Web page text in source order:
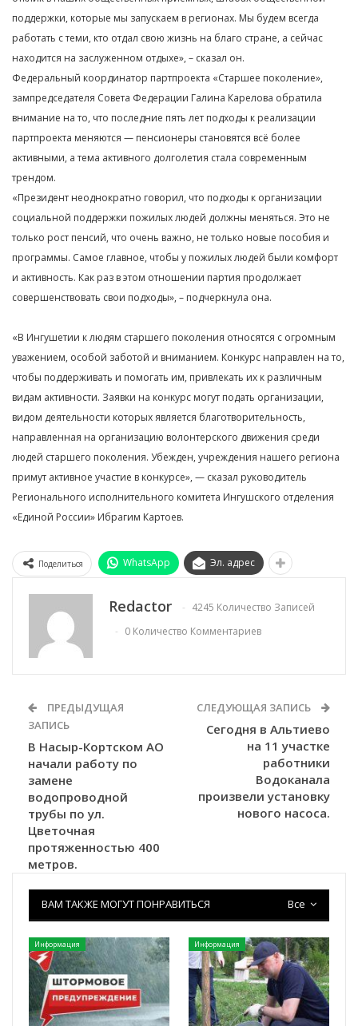
поддержки, которые мы запускаем в регионах. Мы будем всегда
работать с теми, кто отдал свою жизнь на благо стране, а сейчас
находится на заслуженном отдыхе», – сказал он.
Федеральный координатор партпроекта «Старшее поколение»,
зампредседателя Совета Федерации Галина Карелова обратила
внимание на то, что последние пять лет подходы к реализации
партпроекта меняются — пенсионеры становятся всё более
активными, а тема активного долголетия стала современным
трендом.
«Президент неоднократно говорил, что подходы к организации
социальной поддержки пожилых людей должны меняться. Это не
только рост пенсий, что очень важно, не только новые пособия и
программы. Самое главное, чтобы у пожилых людей были комфорт
и активность. Как раз в этом отношении партия продолжает
совершенствовать свои подходы», – подчеркнула она.
«В Ингушетии к людям старшего поколения относятся с огромным
уважением, особой заботой и вниманием. Конкурс направлен на то,
чтобы поддерживать и помогать им, привлекать их к различным
видам активности. Заявки на конкурс могут подать организации,
видом деятельности которых является благотворительность,
направленная на организацию волонтерского движения среди
людей старшего поколения. Убежден, учреждения нашего региона
примут активное участие в конкурсе», — сказал руководитель
Регионального исполнительного комитета Ингушского отделения
«Единой России» Ибрагим Картоев.
Поделиться WhatsApp Эл. адрес
Redactor
4245 Количество Записей
0 Количество Комментариев
ПРЕДЫДУЩАЯ
ЗАПИСЬ
В Насыр-Кортском АО
начали работу по
замене
водопроводной
трубы по ул.
Цветочная
протяженностью 400
метров.
СЛЕДУЮЩАЯ ЗАПИСЬ
Сегодня в Альтиево
на 11 участке
работники
Водоканала
произвели установку
нового насоса.
Все
ВАМ ТАКЖЕ МОГУТ ПОНРАВИТЬСЯ
Информация Информация